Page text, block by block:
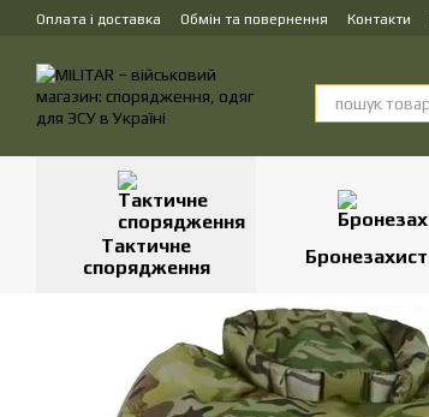
Перейти до основного контенту
Оплата і доставка Обмін та повернення Контакти
Тактичне
спорядження
Бронезахист